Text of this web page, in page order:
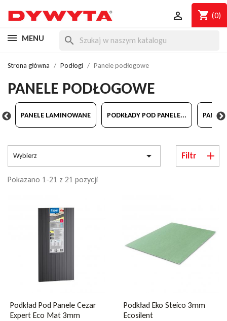
shopping_cart (0)

MENU search
Strona główna Podłogi Panele podłogowe
PANELE PODŁOGOWE
PANELE LAMINOWANE PODKŁADY POD PANELE...
Wybierz  Filtr
Pokazano 1-21 z 21 pozycji
Podkład Pod Panele Cezar
Expert Eco Mat 3mm
Podkład Eko Steico 3mm
Ecosilent